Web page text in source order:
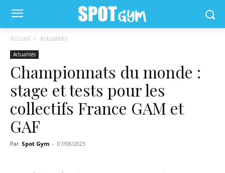
Accueil Actualités
Actualités
Championnats du monde :
stage et tests pour les
collectifs France GAM et
GAF
Par Spot Gym - 07/08/2023